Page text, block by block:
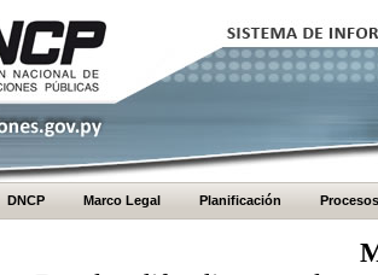
DNCP Marco Legal Planificación Procesos